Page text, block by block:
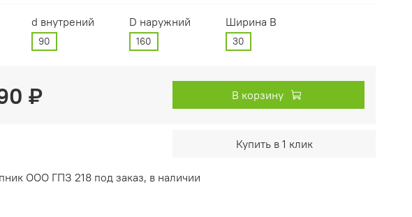
d внутрений
90
D наружний
160
Ширина В
30
₽ В корзину
Купить в 1 клик
ООО ГПЗ 218 под заказ, в наличии